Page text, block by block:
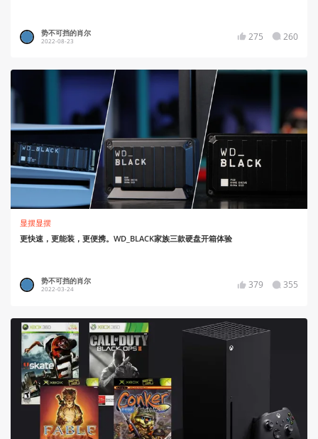
势不可挡的肖尔
2022-08-23 275 260
显摆显摆
更快速，更能装，更便携。WD_BLACK家族三款硬盘开箱体验
势不可挡的肖尔
2022-03-24 379 355